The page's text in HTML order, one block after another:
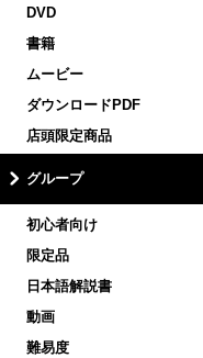
DVD
書籍
ムービー
ダウンロードPDF
店頭限定商品
グループ
初心者向け
限定品
日本語解説書
動画
難易度